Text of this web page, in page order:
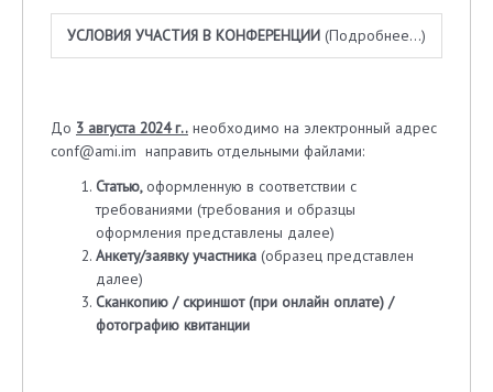
УСЛОВИЯ УЧАСТИЯ В КОНФЕРЕНЦИИ(Подробнее…)
До 3 августа 2024 г.. необходимо на электронный адрес
conf@ami.im направить отдельными файлами:
Статью, оформленную в соответствии с
требованиями (требования и образцы
оформления представлены далее)
Анкету/заявку участника(образец представлен
далее)
Сканкопию / скриншот (при онлайн оплате) /
фотографию квитанции